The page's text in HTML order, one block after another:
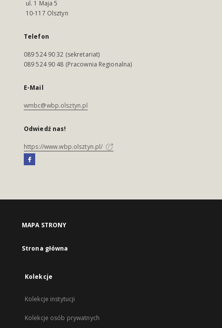
ul. 1 Maja 5
10-117 Olsztyn
Telefon
089 524 90 32 (sekretariat)
089 524 90 48 (Pracownia Regionalna)
E-Mail
wmbc@wbp.olsztyn.pl
Odwiedź nas!
https://www.wbp.olsztyn.pl/
MAPA STRONY
Strona główna
Kolekcje
Kolekcje instytucji
Kolekcje osób prywatnych